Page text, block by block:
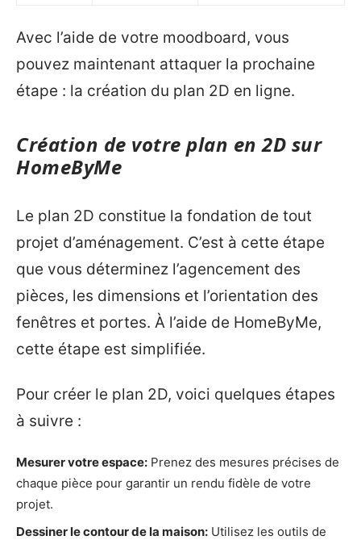
Avec l’aide de votre moodboard, vous
pouvez maintenant attaquer la prochaine
étape : la création du plan 2D en ligne.
Création de votre plan en 2D sur
HomeByMe
Le plan 2D constitue la fondation de tout
projet d’aménagement. C’est à cette étape
que vous déterminez l’agencement des
pièces, les dimensions et l’orientation des
fenêtres et portes. À l’aide de HomeByMe,
cette étape est simplifiée.
Pour créer le plan 2D, voici quelques étapes
à suivre :
Mesurer votre espace: Prenez des mesures précises de
chaque pièce pour garantir un rendu fidèle de votre
projet.
Dessiner le contour de la maison: Utilisez les outils de